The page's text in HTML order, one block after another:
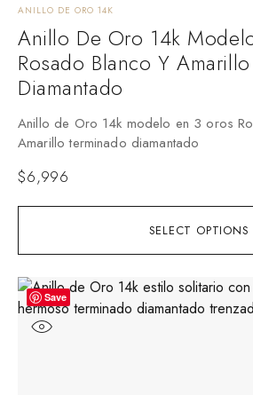
SELECT OPTIONS
ANILLO DE ORO 14K
Anillo De Oro 14k
Rosado Blanco Y
Diamantado
Anillo de Oro 14k modelo en 3 oros
Amarillo terminado diamantado
$6,996
Save